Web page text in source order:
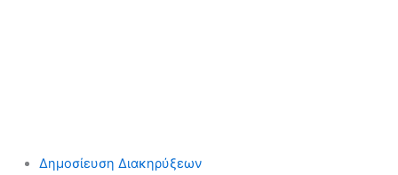
Δημοσίευση Διακηρύξεων